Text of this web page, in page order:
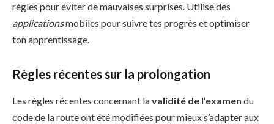
règles pour éviter de mauvaises surprises. Utilise des
applicationsmobiles pour suivre tes progrès et optimiser
ton apprentissage.
Règles récentes sur la prolongation
Les règles récentes concernant lavalidité de l’examen du
code de la route ont été modifiées pour mieux s’adapter aux